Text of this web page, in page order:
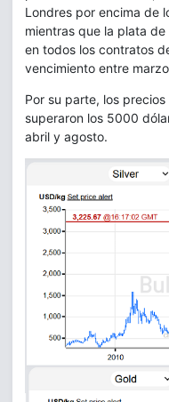
Londres por encima de
mientras que la plata
en todos los contratos
vencimiento entre
Por su parte, los
superaron los 5000
abril y agosto.